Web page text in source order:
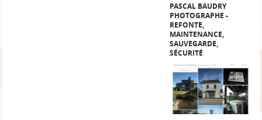
PASCAL BAUDRY
PHOTOGRAPHE -
REFONTE,
MAINTENANCE,
SAUVEGARDE,
SÉCURITÉ